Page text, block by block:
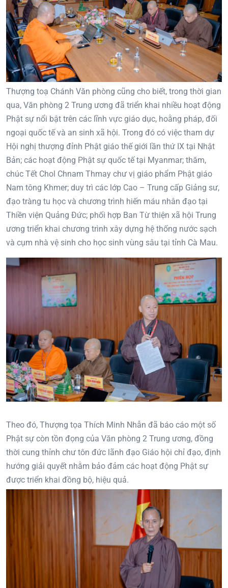
Thượng toạ Chánh Văn phòng cũng cho biết, trong thời gian
qua, Văn phòng 2 Trung ương đã triển khai nhiều hoạt động
Phật sự nổi bật trên các lĩnh vực giáo dục, hoằng pháp, đối
ngoại quốc tế và an sinh xã hội. Trong đó có việc tham dự
Hội nghị thượng đỉnh Phật giáo thế giới lần thứ IX tại Nhật
Bản; các hoạt động Phật sự quốc tế tại Myanmar; thăm,
chúc Tết Chol Chnam Thmay chư vị giáo phẩm Phật giáo
Nam tông Khmer; duy trì các lớp Cao – Trung cấp Giảng sư,
đạo tràng tu học và chương trình hiến máu nhân đạo tại
Thiền viện Quảng Đức; phối hợp Ban Từ thiện xã hội Trung
ương triển khai chương trình xây dựng hệ thống nước sạch
và cụm nhà vệ sinh cho học sinh vùng sâu tại tỉnh Cà Mau.
Theo đó, Thượng tọa Thích Minh Nhẫn đã báo cáo một số
Phật sự còn tồn đọng của Văn phòng 2 Trung ương, đồng
thời cung thỉnh chư tôn đức lãnh đạo Giáo hội chỉ đạo, định
hướng giải quyết nhằm bảo đảm các hoạt động Phật sự
được triển khai đồng bộ, hiệu quả.